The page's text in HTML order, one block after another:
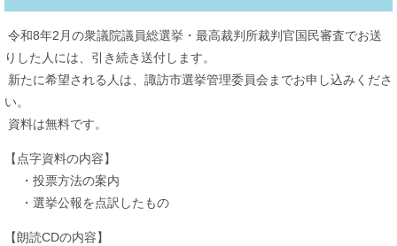
令和8年2月の衆議院議員総選挙・最高裁判所裁判官国民審査でお送
りした人には、引き続き送付します。
新たに希望される人は、諏訪市選挙管理委員会までお申し込みくださ
い。
資料は無料です。
【点字資料の内容】
・投票方法の案内
・選挙公報を点訳したもの
【朗読CDの内容】